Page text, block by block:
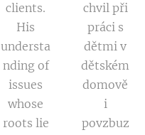
clients.
His
understa
nding of
issues
whose
roots lie
chvil při
práci s
dětmi v
dětském
domově
i
povzbuz